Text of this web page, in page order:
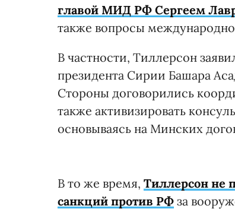
главой МИД РФ Сергеем
также вопросы
В частности, Тиллерсон
президента Сирии Башара
Стороны договорились
также активизировать
основываясь на Минских
В то же время, Тиллерсон не
санкций против РФ за